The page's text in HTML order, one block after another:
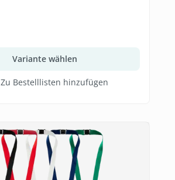
Variante wählen
Zu Bestelllisten hinzufügen